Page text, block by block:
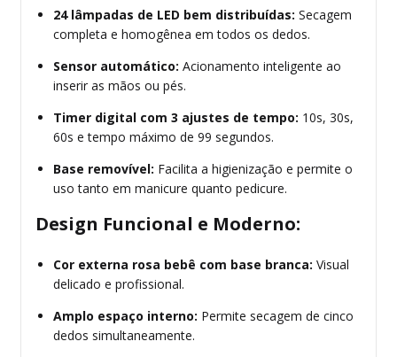
24 lâmpadas de LED bem distribuídas: Secagem
completa e homogênea em todos os dedos.
Sensor automático: Acionamento inteligente ao
inserir as mãos ou pés.
Timer digital com 3 ajustes de tempo: 10s, 30s,
60s e tempo máximo de 99 segundos.
Base removível: Facilita a higienização e permite o
uso tanto em manicure quanto pedicure.
Design Funcional e Moderno:
Cor externa rosa bebê com base branca: Visual
delicado e profissional.
Amplo espaço interno: Permite secagem de cinco
dedos simultaneamente.